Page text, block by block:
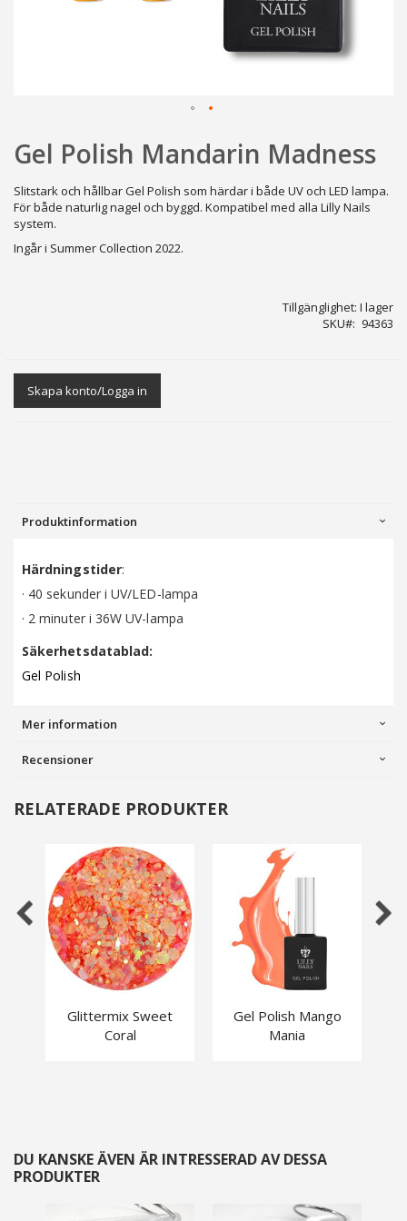
till
början
bildgalleriet
Gel Polish Mandarin Madness
Slitstark och hållbar Gel Polish som härdar i både UV och LED lampa.
För både naturlig nagel och byggd. Kompatibel med alla Lilly Nails
system.
Ingår i Summer Collection 2022.
Tillgänglighet: I lager
SKU
94363
Skapa konto/Logga in
Produktinformation
Härdningstider:
· 40 sekunder i UV/LED-lampa
· 2 minuter i 36W UV-lampa
Säkerhetsdatablad:
Gel Polish
Mer information
Recensioner
RELATERADE PRODUKTER
Glittermix Sweet
Coral
Gel Polish Mango
Mania
DU KANSKE ÄVEN ÄR INTRESSERAD AV DESSA
PRODUKTER